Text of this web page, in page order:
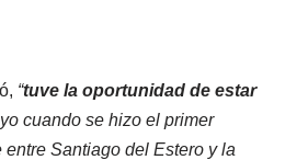
“tuve la oportunidad de estar
cuando se hizo el primer
Santiago del Estero y la